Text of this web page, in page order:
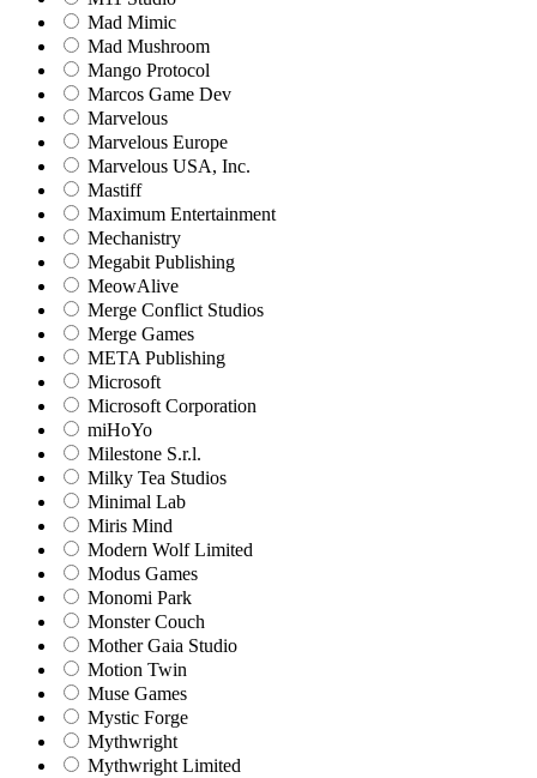
Mad Mimic
Mad Mushroom
Mango Protocol
Marcos Game Dev
Marvelous
Marvelous Europe
Marvelous USA, Inc.
Mastiff
Maximum Entertainment
Mechanistry
Megabit Publishing
MeowAlive
Merge Conflict Studios
Merge Games
META Publishing
Microsoft
Microsoft Corporation‬
miHoYo
Milestone S.r.l.
Milky Tea Studios
Minimal Lab
Miris Mind
Modern Wolf Limited
Modus Games
Monomi Park
Monster Couch
Mother Gaia Studio
Motion Twin
Muse Games
Mystic Forge
Mythwright
Mythwright Limited